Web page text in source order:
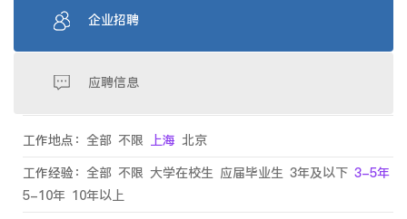
企业招聘
应聘信息
工作地点： 全部 不限 上海 北京
工作经验： 全部 不限 大学在校生 应届毕业生 3年及以下 3-5年
5-10年 10年以上